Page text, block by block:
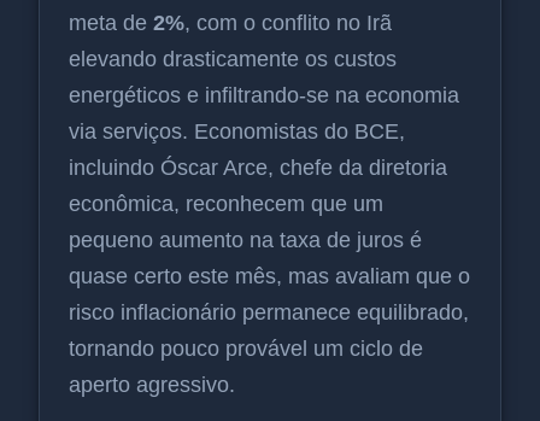
meta de 2%, com o conflito no Irã
elevando drasticamente os custos
energéticos e infiltrando-se na economia
via serviços. Economistas do BCE,
incluindo Óscar Arce, chefe da diretoria
econômica, reconhecem que um
pequeno aumento na taxa de juros é
quase certo este mês, mas avaliam que o
risco inflacionário permanece equilibrado,
tornando pouco provável um ciclo de
aperto agressivo.